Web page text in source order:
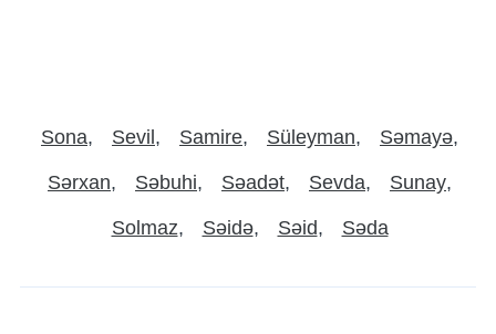
Sona Sevil Samire Süleyman Səmayə
Sərxan Səbuhi Səadət Sevda Sunay
Solmaz Səidə Səid Səda